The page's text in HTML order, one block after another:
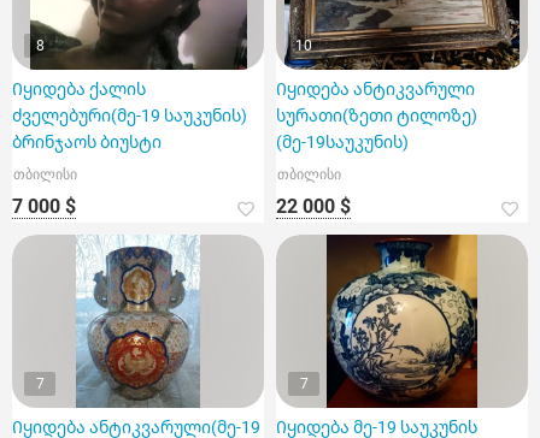
8
Იყიდება ქალის
ძველებური(მე-19 საუკუნის)
ბრინჯაოს ბიუსტი
თბილისი
7 000 $
10
Იყიდება ანტიკვარული
სურათი(ზეთი ტილოზე)
(მე-19საუკუნის)
თბილისი
22 000 $
7
Იყიდება ანტიკვარული(მე-19
7
Იყიდება მე-19 საუკუნის